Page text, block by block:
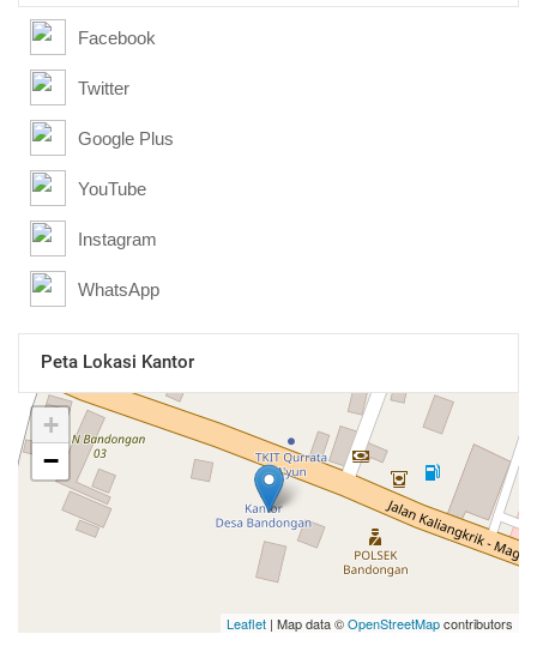
Facebook
Twitter
Google Plus
YouTube
Instagram
WhatsApp
Peta Lokasi Kantor
+
−
Leaflet | Map data ©OpenStreetMapcontributors